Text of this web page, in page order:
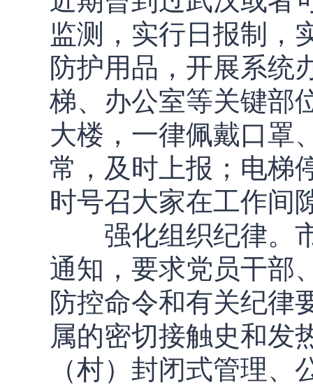
监测，实行日报制，
防护用品，开展系统
梯、办公室等关键部
大楼，一律佩戴口罩
常，及时上报；电梯
时号召大家在工作间
强化组织纪律。市
通知，要求党员干部
防控命令和有关纪律
属的密切接触史和发
（村）封闭式管理